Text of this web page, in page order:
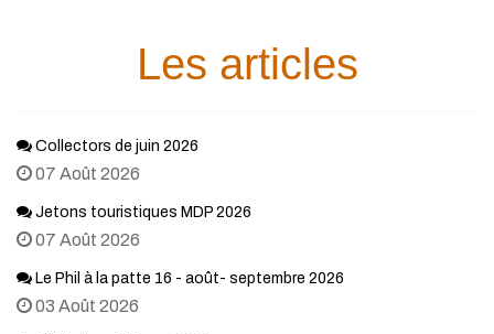
Les articles
Collectors de juin 2026
07 Août 2026
Jetons touristiques MDP 2026
07 Août 2026
Le Phil à la patte 16 - août- septembre 2026
03 Août 2026